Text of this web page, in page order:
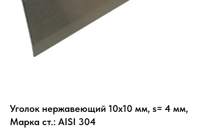
Уголок нержавеющий 10х10 мм, s= 4 мм,
Марка ст.: AISI 304